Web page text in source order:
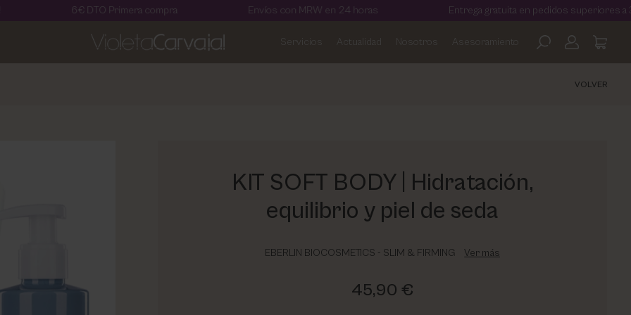
6€ DTO Primera compra Envíos con MRW en 24 horas Entrega gratuita en pedidos superiores a 30€
Servicios Actualidad Nosotros Asesoramiento
VOLVER
KIT SOFT BODY | Hidratación,
equilibrio y piel de seda
EBERLIN BIOCOSMETICS - SLIM & FIRMING Ver más
45,90 €